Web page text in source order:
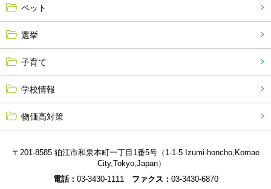
ペット
選挙
子育て
学校情報
物価高対策
〒201-8585 狛江市和泉本町一丁目1番5号（1-1-5 Izumi-honcho,Komae
City,Tokyo,Japan）
電話： 03-3430-1111 ファクス： 03-3430-6870